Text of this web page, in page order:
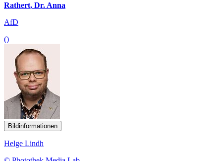
Rathert, Dr. Anna
AfD
()
Bildinformationen
Helge Lindh